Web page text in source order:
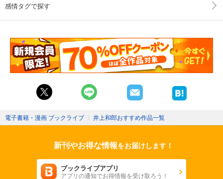
感情タグで探す
電子書籍・漫画 ブックライブ 〉 井上和郎おすすめ作品一覧
新刊やお得な情報をお届けします！
ブックライブアプリ
アプリの通知でお得情報を受け取ろう！